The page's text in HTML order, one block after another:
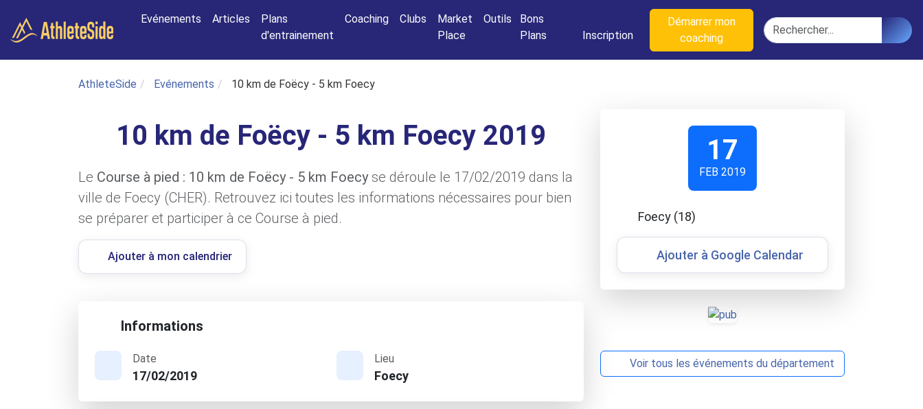
Evénements
Articles
Plans
d'entrainement
Coaching Clubs
Market
Place
Outils
Bons
Plans
Inscription
Démarrer mon
coaching
Rechercher
AthleteSide Evénements 10 km de Foëcy - 5 km Foecy
10 km de Foëcy - 5 km Foecy 2019
Le Course à pied : 10 km de Foëcy - 5 km Foecyse déroule le 17/02/2019 dans la
ville de Foecy (CHER). Retrouvez ici toutes les informations nécessaires pour bien
se préparer et participer à ce Course à pied.
Ajouter à mon calendrier
Informations
Date
17/02/2019
Lieu
Foecy
17
FEB 2019
Foecy (18)
Ajouter à Google Calendar
Voir tous les événements du département